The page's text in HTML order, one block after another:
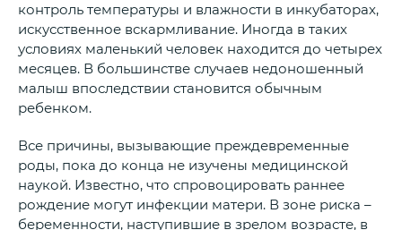
контроль температуры и влажности в инкубаторах,
искусственное вскармливание. Иногда в таких
условиях маленький человек находится до четырех
месяцев. В большинстве случаев недоношенный
малыш впоследствии становится обычным
ребенком.
Все причины, вызывающие преждевременные
роды, пока до конца не изучены медицинской
наукой. Известно, что спровоцировать раннее
рождение могут инфекции матери. В зоне риска –
беременности, наступившие в зрелом возрасте, в